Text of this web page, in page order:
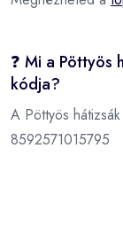
❓ Mi a Pöttyös
kódja?
A Pöttyös
8592571015795